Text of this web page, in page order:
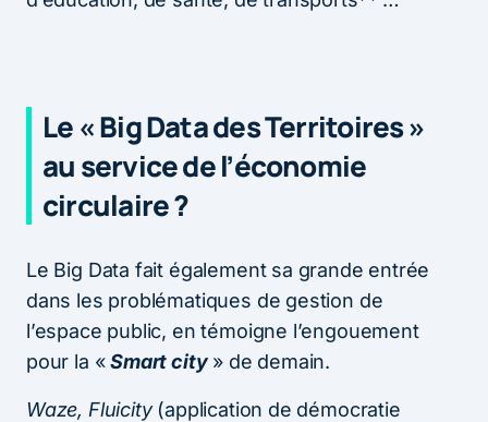
Le « Big Data des Territoires »
au service de l’économie
circulaire ?
Le Big Data fait également sa grande entrée
dans les problématiques de gestion de
l’espace public, en témoigne l’engouement
pour la «Smart city» de demain.
Waze, Fluicity(application de démocratie